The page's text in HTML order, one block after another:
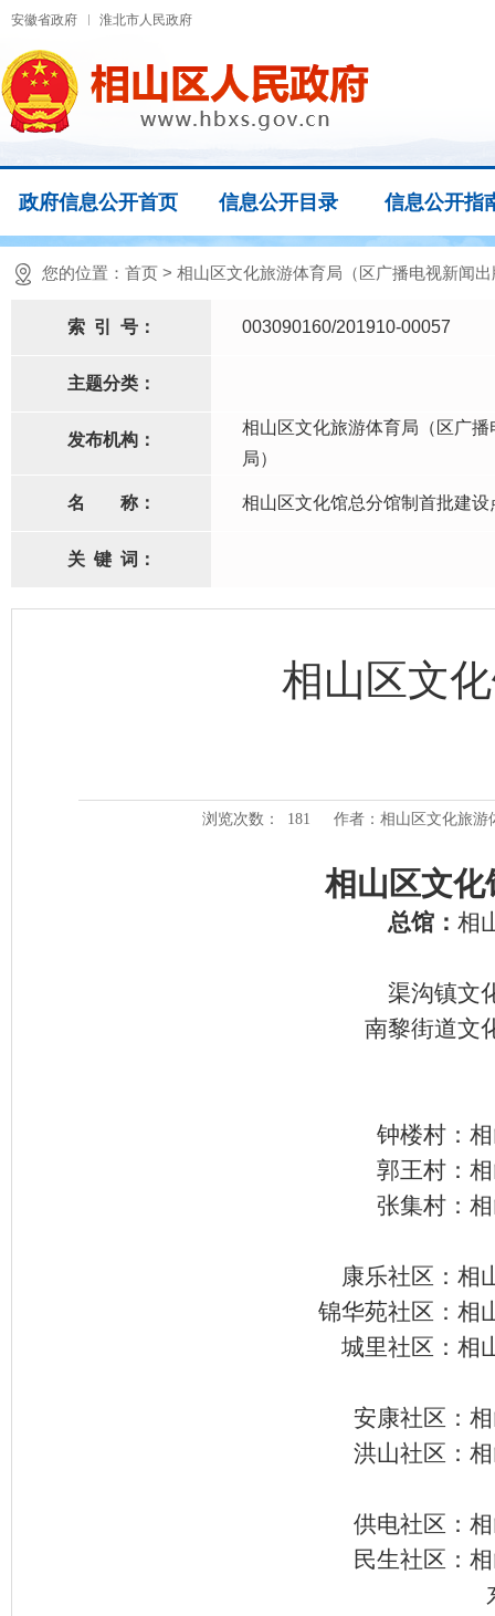
安徽省政府 淮北市人民政府
政府信息公开首页 信息公开目录 信息公开指
您的位置： 首页 > 相山区文化旅游体育局（区广播电视新闻
索 引 号： 003090160/201910-00057
主题分类：
发布机构：
相山区文化旅游体育局（区广播
局）
名 称： 相山区文化馆总分馆制首批建设
关 键 词：
相山区文
浏览次数： 181 作者：相山区文化旅游
相山区文化
总馆： 相
渠沟镇文
南黎街道文
钟楼村：
郭王村：
张集村：
康乐社区：相
锦华苑社区：相
城里社区：相
安康社区：
洪山社区：
供电社区：
民生社区：